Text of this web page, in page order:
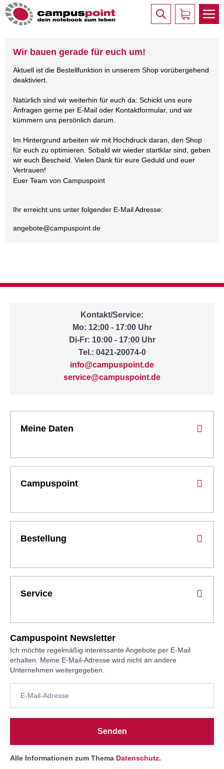
Wir bauen gerade für euch um!
Aktuell ist die Bestellfunktion in unserem Shop vorübergehend
deaktiviert.
Natürlich sind wir weiterhin für euch da: Schickt uns eure
Anfragen gerne per E-Mail oder Kontaktformular, und wir
kümmern uns persönlich darum.
Im Hintergrund arbeiten wir mit Hochdruck daran, den Shop
für euch zu optimieren. Sobald wir wieder startklar sind, geben
wir euch Bescheid. Vielen Dank für eure Geduld und euer
Vertrauen!
Euer Team von Campuspoint
Ihr erreicht uns unter folgender E-Mail Adresse:
angebote@campuspoint.de
Kontakt/Service:
Mo: 12:00 - 17:00 Uhr
Di-Fr: 10:00 - 17:00 Uhr
Tel.: 0421-20074-0
info@campuspoint.de
service@campuspoint.de
Meine Daten
Campuspoint
Bestellung
Service
Campuspoint Newsletter
Ich möchte regelmäßig interessante Angebote per E-Mail
erhalten. Meine E-Mail-Adresse wird nicht an andere
Unternehmen weitergegeben.
Senden
Alle Informationen zum Thema Datenschutz.